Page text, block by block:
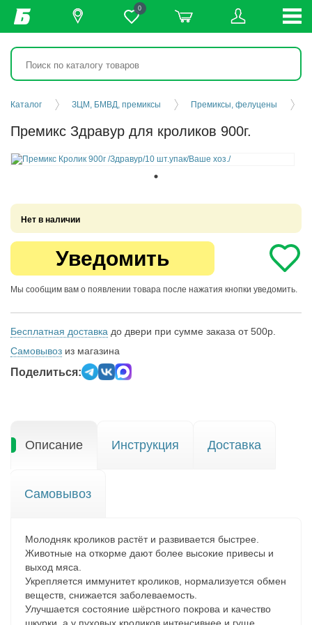
0
Каталог ЗЦМ, БМВД, премиксы Премиксы, фелуцены
Премикс Здравур для кроликов 900г.
Нет в наличии
Уведомить
Мы сообщим вам о появлении товара после нажатия кнопки уведомить.
Бесплатная доставка до двери при сумме заказа от 500р.
Самовывоз из магазина
Поделиться:
Описание Инструкция Доставка
Самовывоз
Молодняк кроликов растёт и развивается быстрее.
Животные на откорме дают более высокие привесы и
выход мяса.
Укрепляется иммунитет кроликов, нормализуется обмен
веществ, снижается заболеваемость.
Улучшается состояние шёрстного покрова и качество